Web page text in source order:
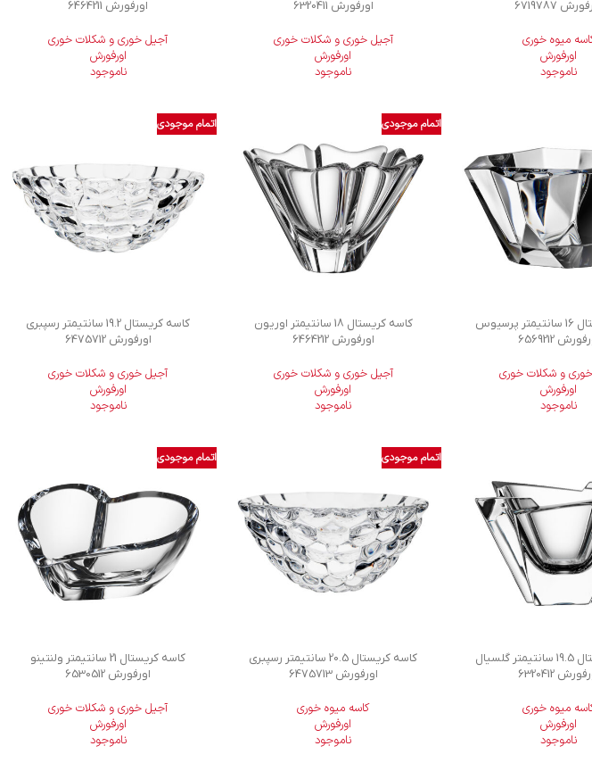
6719787
میوه خوری
اورفورش
ناموجود
اورفورش 6320411
آجیل خوری و شکلات خوری
اورفورش
ناموجود
اورفورش 6464211
آجیل خوری و شکلات خوری
اورفورش
ناموجود
کاسه کریستال 16 سانتیمتر پرسیوس
6569212
و شکلات خوری
اورفورش
ناموجود
اتمام موجودی
کاسه کریستال 18 سانتیمتر اوریون
اورفورش 6464212
آجیل خوری و شکلات خوری
اورفورش
ناموجود
اتمام موجودی
کاسه کریستال 19.2 سانتیمتر رسپبری
اورفورش 6475712
آجیل خوری و شکلات خوری
اورفورش
ناموجود
کاسه کریستال 19.5 سانتیمتر گلسیال
6320412
میوه خوری
اورفورش
ناموجود
اتمام موجودی
کاسه کریستال 20.5 سانتیمتر رسپبری
اورفورش 6475713
کاسه میوه خوری
اورفورش
ناموجود
اتمام موجودی
کاسه کریستال 21 سانتیمتر ولنتینو
اورفورش 6530512
آجیل خوری و شکلات خوری
اورفورش
ناموجود